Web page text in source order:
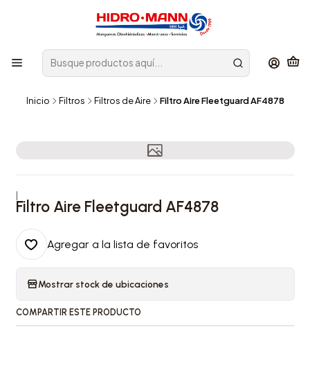
Inicio Filtros Filtros de Aire Filtro Aire Fleetguard AF4878
|
Filtro Aire Fleetguard AF4878
Agregar a la lista de favoritos
Mostrar stock de ubicaciones
COMPARTIR ESTE PRODUCTO